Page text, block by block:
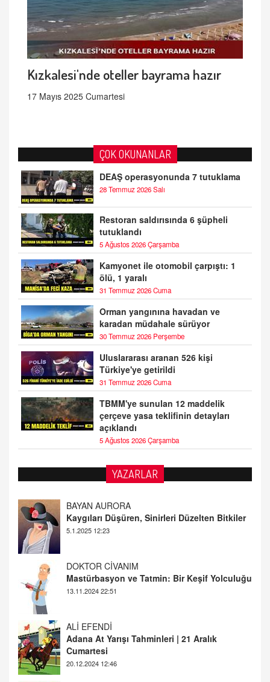
Kızkalesi'nde oteller bayrama hazır
17 Mayıs 2025 Cumartesi
ÇOK OKUNANLAR
DEAŞ operasyonunda 7 tutuklama
28 Temmuz 2026 Salı
Restoran saldırısında 6 şüpheli
tutuklandı
5 Ağustos 2026 Çarşamba
Kamyonet ile otomobil çarpıştı: 1
ölü, 1 yaralı
31 Temmuz 2026 Cuma
Orman yangınına havadan ve
karadan müdahale sürüyor
30 Temmuz 2026 Perşembe
Uluslararası aranan 526 kişi
Türkiye'ye getirildi
31 Temmuz 2026 Cuma
TBMM'ye sunulan 12 maddelik
çerçeve yasa teklifinin detayları
açıklandı
5 Ağustos 2026 Çarşamba
YAZARLAR
DOKTOR CİVANIM
Mastürbasyon ve Tatmin: Bir Keşif Yolculuğu
13.11.2024 22:51
ALİ EFENDİ
Adana At Yarışı Tahminleri | 21 Aralık
Cumartesi
TUTKUNUN PERİSİ
Sağlıklı Bir Cinsel Yaşam ile İlgili Bilinmesi
Gerekenler
08.11.2024 13:16